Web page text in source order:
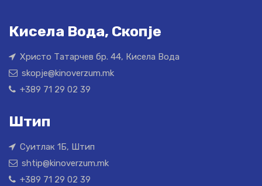
Кисела Вода, Скопје
Христо Татарчев бр. 44, Кисела Вода
skopje@kinoverzum.mk
+389 71 29 02 39
Штип
Суитлак 1Б, Штип
shtip@kinoverzum.mk
+389 71 29 02 39